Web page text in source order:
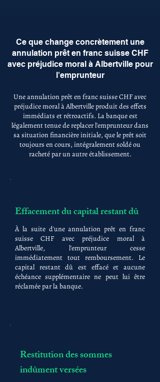
Ce que change concrètement une
annulation prêt en franc suisse CHF
avec préjudice moral à Albertville pour
l'emprunteur
Une annulation prêt en franc suisse CHF avec
préjudice moral à Albertville produit des effets
immédiats et rétroactifs. La banque est
légalement tenue de replacer l'emprunteur dans
sa situation financière initiale, que le prêt soit
toujours en cours, intégralement soldé ou
racheté par un autre établissement.
Effacement du capital restant dû
À la suite d'une annulation prêt en franc
suisse CHF avec préjudice moral à
Albertville, l'emprunteur cesse
immédiatement tout remboursement. Le
capital restant dû est effacé et aucune
échéance supplémentaire ne peut lui être
réclamée par la banque.
Restitution des sommes
indûment versées